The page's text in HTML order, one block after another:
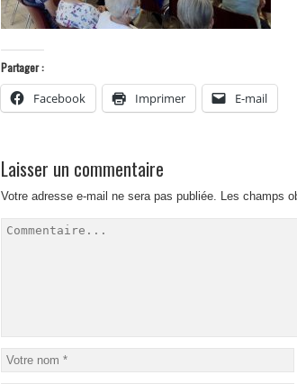
Partager :
Facebook Imprimer E-mail
Laisser un commentaire
Votre adresse e-mail ne sera pas publiée. Les champs